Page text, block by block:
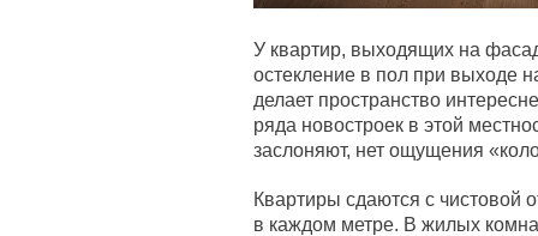
У квартир, выходящих на
остекление в пол при выходе
делает пространство
ряда новостроек в этой
заслоняют, нет ощущения
Квартиры сдаются с чистовой
в каждом метре. В жилых